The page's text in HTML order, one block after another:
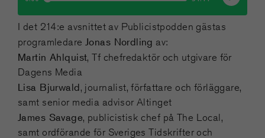
I det 214:e avsnittet av Publicistpodden gästas
programledare Jonas Nordling av:
Martin Ahlquist, Tf chefredaktör och utgivare för
Dagens Media
Lisa Bjurwald, journalist, författare och förläggare,
samt senior media advisor Altinget
James Savage, publicistisk chef på The Local,
samt ordförande för Sveriges Tidskrifter och